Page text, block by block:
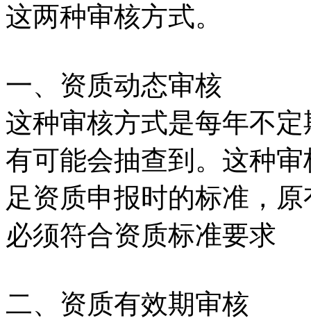
这两种审核方式。
一、资质动态审核
这种审核方式是每年不
有可能会抽查到。这种
足资质申报时的标准，
必须符合资质标准要求
二、资质有效期审核